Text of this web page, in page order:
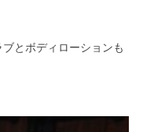
とボディローションも